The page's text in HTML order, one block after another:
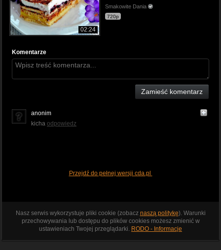
02:24
Smakowite Dania
720p
Komentarze
Zamieść komentarz
anonim
kicha odpowiedz
Przejdź do pełnej wersji cda.pl
Nasz serwis wykorzystuje pliki cookie (zobacz naszą politykę). Warunki
przechowywania lub dostępu do plików cookies możesz zmienić w
ustawieniach Twojej przeglądarki. RODO - Informacje